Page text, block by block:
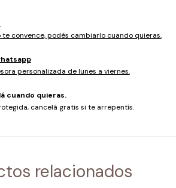
te convence, podés cambiarlo cuando quieras.
personalizada de lunes a viernes.
cuando quieras.
cancelá gratis si te arrepentís.
relacionados